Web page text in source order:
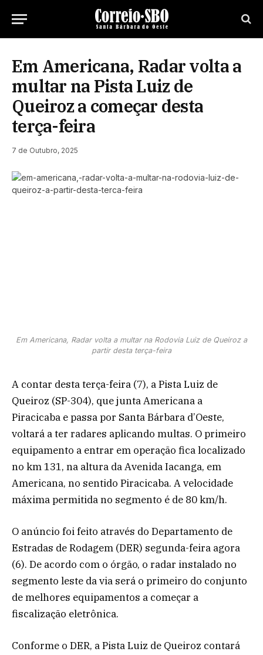
Em Americana, Radar volta a
multar na Pista Luiz de
Queiroz a começar desta
terça-feira
7 de Outubro, 2025
Em Americana, Radar volta a multar na Rodovia Luiz de Queiroz a
partir desta terça-feira
A contar desta terça-feira (7), a Pista Luiz de
Queiroz (SP-304), que junta Americana a
Piracicaba e passa por Santa Bárbara d’Oeste,
voltará a ter radares aplicando multas. O primeiro
equipamento a entrar em operação fica localizado
no km 131, na altura da Avenida Iacanga, em
Americana, no sentido Piracicaba. A velocidade
máxima permitida no segmento é de 80 km/h.
O anúncio foi feito através do Departamento de
Estradas de Rodagem (DER) segunda-feira agora
(6). De acordo com o órgão, o radar instalado no
segmento leste da via será o primeiro do conjunto
de melhores equipamentos a começar a
fiscalização eletrônica.
Conforme o DER, a Pista Luiz de Queiroz contará